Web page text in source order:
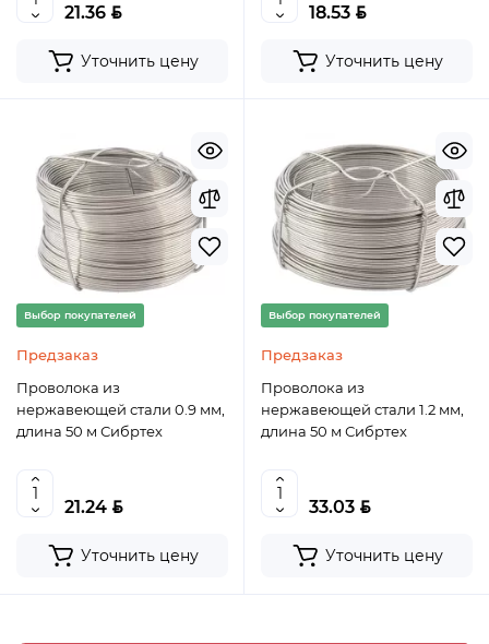
21.36 BYN
Уточнить цену
18.53 BYN
Уточнить цену
Выбор покупателей
Предзаказ
Проволока из
нержавеющей стали 0.9 мм,
длина 50 м Сибртех
21.24 BYN
Уточнить цену
Выбор покупателей
Предзаказ
Проволока из
нержавеющей стали 1.2 мм,
длина 50 м Сибртех
33.03 BYN
Уточнить цену